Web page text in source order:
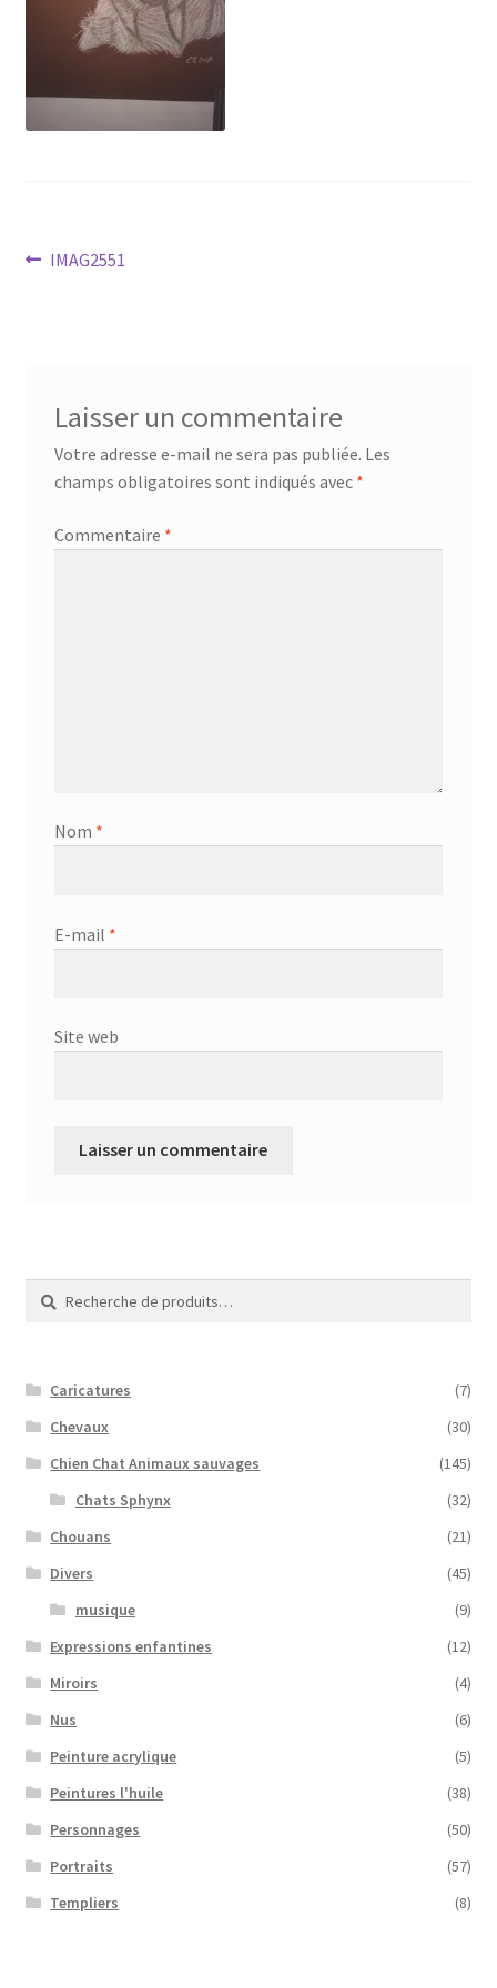
Navigation
Article
IMAG2551
Laisser un commentaire
Votre adresse e-mail ne sera pas publiée. Les
champs obligatoires sont indiqués avec *
Commentaire *
Nom *
E-mail *
Site web
Recherche
pour :
Recherche
Caricatures
(7)
Chevaux
(30)
Chien Chat Animaux sauvages
(145)
Chats Sphynx
(32)
Chouans
(21)
Divers
(45)
musique
(9)
Expressions enfantines
(12)
Miroirs
(4)
Nus
(6)
Peinture acrylique
(5)
Peintures l'huile
(38)
Personnages
(50)
Portraits
(57)
Templiers
(8)